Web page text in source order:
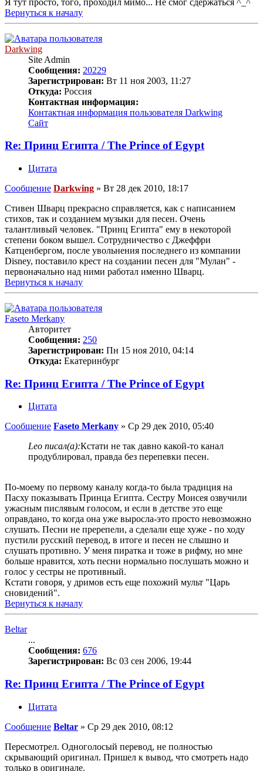
Вернуться к началу
Darkwing
Site Admin
Сообщения: 20229
Зарегистрирован: Вт 11 ноя 2003, 11:27
Откуда: Россия
Контактная информация:
Контактная информация пользователя Darkwing
Сайт
Re: Принц Египта / The Prince of Egypt
Цитата
Сообщение Darkwing » Вт 28 дек 2010, 18:17
Стивен Шварц прекрасно справляется, как с написанием
стихов, так и созданием музыки для песен. Очень
талантливый человек. "Принц Египта" ему в некоторой
степени боком вышел. Сотрудничество с Джеффри
Катценбергом, после увольнения последнего из компании
Disney, поставило крест на создании песен для "Мулан" -
первоначально над ними работал именно Шварц.
Вернуться к началу
Faseto Merkany
Авторитет
Сообщения: 250
Зарегистрирован: Пн 15 ноя 2010, 04:14
Откуда: Екатеринбург
Re: Принц Египта / The Prince of Egypt
Цитата
Сообщение Faseto Merkany » Ср 29 дек 2010, 05:40
Leo писал(а):Кстати не так давно какой-то канал
продублировал, правда без перепевки песен.
По-моему по первому каналу когда-то была традиция на
Пасху показывать Принца Египта. Сестру Моисея озвучили
ужасным пислявым голосом, и если в детстве это еще
оправдано, то когда она уже выросла-это просто невозможно
слушать. Песни не пререпели, а сделали еще хуже - по ходу
пустили русский перевод, в итоге и песен не слышно и
слушать противно. У меня пиратка и тоже в рифму, но мне
больше нравится, хоть песни нормально послушать можно и
голос у сестры не противный.
Кстати говоря, у дримов есть еще похожий мульт "Царь
сновидений".
Вернуться к началу
Beltar
...
Сообщения: 676
Зарегистрирован: Вс 03 сен 2006, 19:44
Re: Принц Египта / The Prince of Egypt
Цитата
Сообщение Beltar » Ср 29 дек 2010, 08:12
Пересмотрел. Одноголосый перевод, не полностью
скрывающий оригинал. Пришел к вывод, что смотреть надо
только в оригинале.